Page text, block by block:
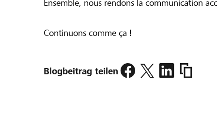
Ensemble, nous rendons la communication
Continuons comme ça !
Blogbeitrag teilen
https://
fuer-